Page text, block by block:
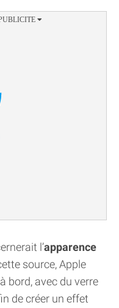
l’apparence
source, Apple
bord, avec du verre
de créer un effet